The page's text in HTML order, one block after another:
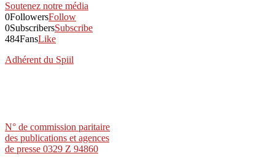
Soutenez notre média
0FollowersFollow
0SubscribersSubscribe
484FansLike
Adhérent du Spiil
N° de commission paritaire
des publications et agences
de presse 0329 Z 94860